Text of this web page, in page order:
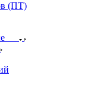
(ПТ)